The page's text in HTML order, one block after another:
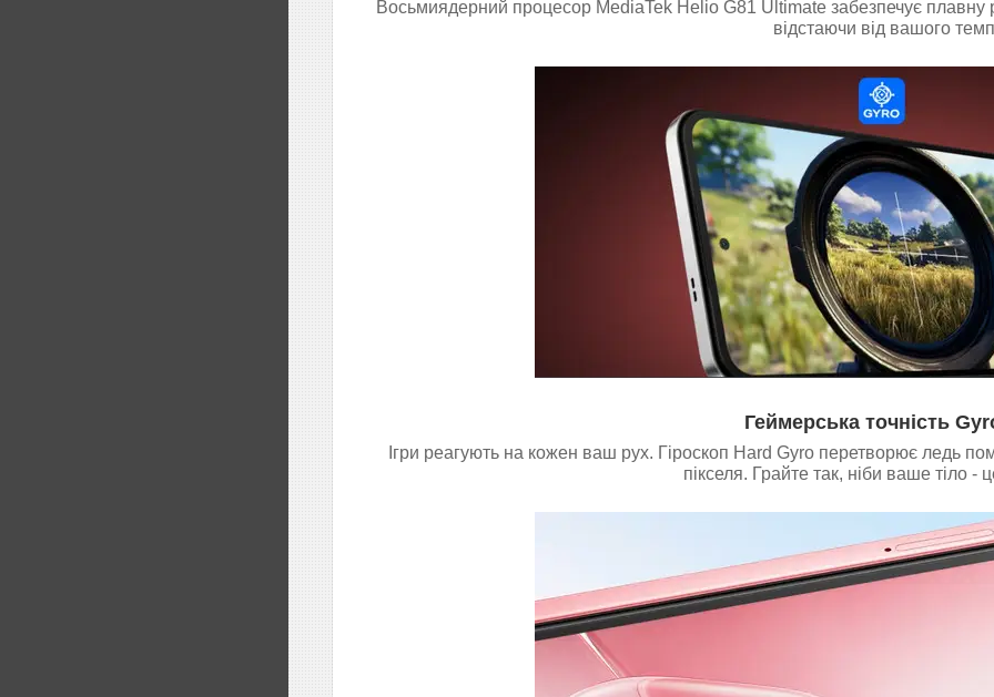
Восьмиядерний процесор MediaTek Helio G81 Ultimate забезпечує плавну
відстаючи від вашого
Геймерська точність
Ігри реагують на кожен ваш рух. Гіроскоп Hard Gyro перетворює ледь
пікселя. Грайте так, ніби ваше тіло -